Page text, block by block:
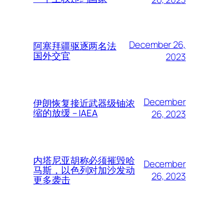
阿塞拜疆驱逐两名法
国外交官
December 26,
2023
伊朗恢复接近武器级铀浓
缩的放缓 – IAEA
December
26, 2023
内塔尼亚胡称必须摧毁哈
马斯，以色列对加沙发动
更多袭击
December
26, 2023